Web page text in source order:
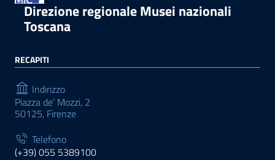
Direzione regionale Musei nazionali
Toscana
RECAPITI
Indirizzo
Piazza de’ Mozzi, 2
50125, Firenze
Telefono
(+39) 055 5389100